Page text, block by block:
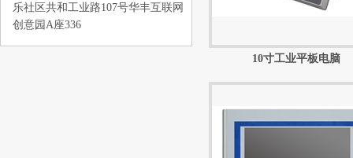
乐社区共和工业路107号华丰互联网
创意园A座336
10寸工业平板电脑